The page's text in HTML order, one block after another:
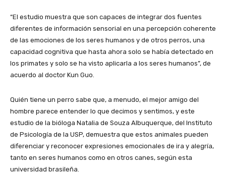
“El estudio muestra que son capaces de integrar dos fuentes
diferentes de información sensorial en una percepción coherente
de las emociones de los seres humanos y de otros perros, una
capacidad cognitiva que hasta ahora solo se había detectado en
los primates y solo se ha visto aplicarla a los seres humanos”, de
acuerdo al doctor Kun Guo.
Quién tiene un perro sabe que, a menudo, el mejor amigo del
hombre parece entender lo que decimos y sentimos, y este
estudio de la bióloga Natalia de Souza Albuquerque, del Instituto
de Psicología de la USP, demuestra que estos animales pueden
diferenciar y reconocer expresiones emocionales de ira y alegría,
tanto en seres humanos como en otros canes, según esta
universidad brasileña.